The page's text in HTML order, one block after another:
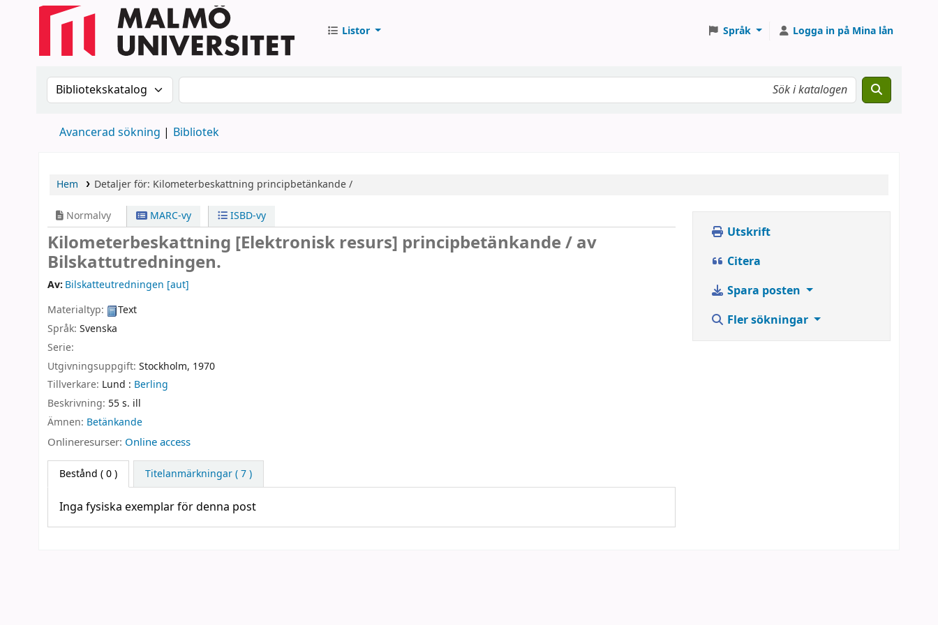
Listor Språk Logga in på Mina lån
Sök i katalogen efter:Sök i katalogen
Avancerad sökning Bibliotek
Hem Detaljer för: Kilometerbeskattning principbetänkande /
Normalvy MARC-vy ISBD-vy
Kilometerbeskattning [Elektronisk resurs] principbetänkande /av
Bilskattutredningen.
Av: Bilskatteutredningen [aut]
Materialtyp:
Text
Språk: Svenska
Serie:
Utgivningsuppgift: Stockholm, 1970
Tillverkare: Lund : Berling
Beskrivning: 55 s. ill
Ämnen: Betänkande
Onlineresurser: Online access
Bestånd ( 0 ) Titelanmärkningar ( 7 )
Inga fysiska exemplar för denna post
Utskrift
Citera
Spara posten
Fler sökningar